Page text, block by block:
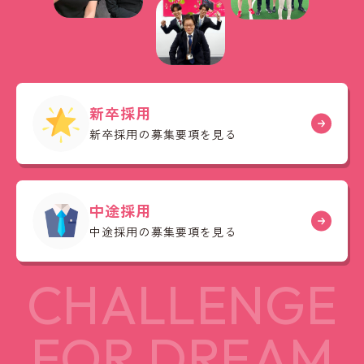
新卒採用
新卒採用の募集要項を見る
中途採用
中途採用の募集要項を見る